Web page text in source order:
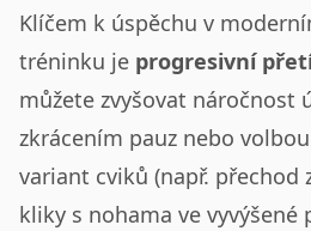
Klíčem k úspěchu v
tréninku je progresivní
můžete zvyšovat náročnost
zkrácením pauz nebo
variant cviků (např. přechod
kliky s nohama ve vyvýšené